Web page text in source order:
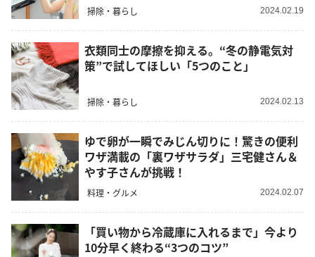
掃除・暮らし 2024.02.19
衣類同士の摩擦を抑える。“冬の静電気対
策”で試してほしい「5つのこと」
掃除・暮らし 2024.02.13
ゆで卵が一瞬でみじん切りに！驚きの便利
ワザ満載の「裏ワザサラダ」三宅健さん＆
やす子さんが挑戦！
料理・グルメ 2024.02.07
「買い物から冷蔵庫に入れるまで」今より
10分早く終わる“3つのコツ”